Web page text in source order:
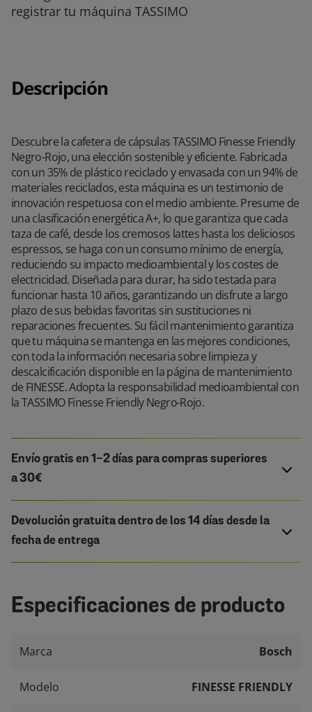
registrar tu máquina TASSIMO
Descripción
Descubre la cafetera de cápsulas TASSIMO Finesse Friendly
Negro-Rojo, una elección sostenible y eficiente. Fabricada
con un 35% de plástico reciclado y envasada con un 94% de
materiales reciclados, esta máquina es un testimonio de
innovación respetuosa con el medio ambiente. Presume de
una clasificación energética A+, lo que garantiza que cada
taza de café, desde los cremosos lattes hasta los deliciosos
espressos, se haga con un consumo mínimo de energía,
reduciendo su impacto medioambiental y los costes de
electricidad. Diseñada para durar, ha sido testada para
funcionar hasta 10 años, garantizando un disfrute a largo
plazo de sus bebidas favoritas sin sustituciones ni
reparaciones frecuentes. Su fácil mantenimiento garantiza
que tu máquina se mantenga en las mejores condiciones,
con toda la información necesaria sobre limpieza y
descalcificación disponible en la página de mantenimiento
de FINESSE. Adopta la responsabilidad medioambiental con
la TASSIMO Finesse Friendly Negro-Rojo.
Envío gratis en 1-2 días para compras superiores
a 30€
Devolución gratuita dentro de los 14 días desde la
fecha de entrega
Especificaciones de producto
Marca Bosch
Modelo FINESSE FRIENDLY